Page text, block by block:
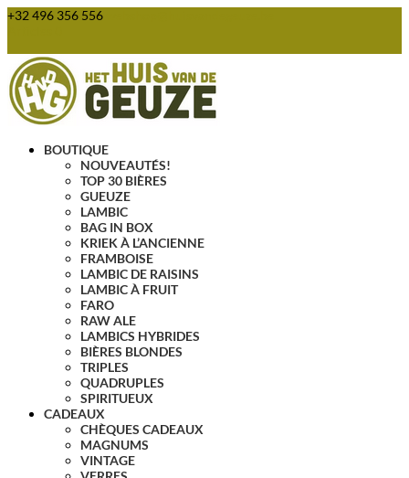
+32 496 356 556
BOUTIQUE
NOUVEAUTÉS!
TOP 30 BIÈRES
GUEUZE
LAMBIC
BAG IN BOX
KRIEK À L’ANCIENNE
FRAMBOISE
LAMBIC DE RAISINS
LAMBIC À FRUIT
FARO
RAW ALE
LAMBICS HYBRIDES
BIÈRES BLONDES
TRIPLES
QUADRUPLES
SPIRITUEUX
CADEAUX
CHÈQUES CADEAUX
MAGNUMS
VINTAGE